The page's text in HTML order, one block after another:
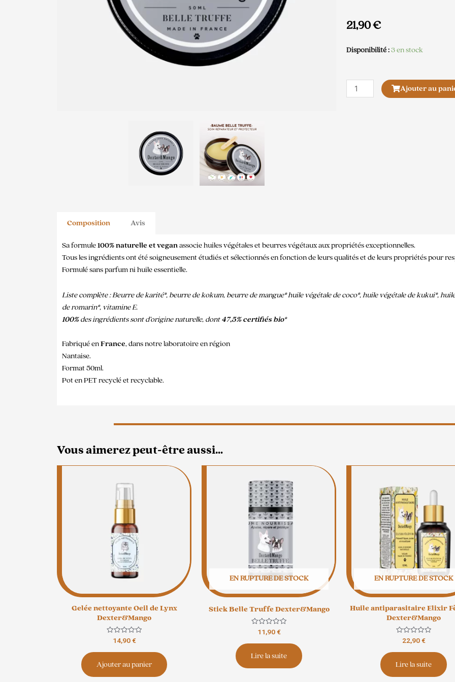
21,90€
Disponibilité :3 en stock
quantité
de
Ajouter au
Composition Avis
Sa formule100% naturelle et veganassocie huiles végétales et beurres végétaux aux propriétés exceptionnelles.
Tous les ingrédients ont été soigneusement étudiés et sélectionnés en fonction de leurs qualités et de leurs propriétés pour
Formulé sans parfum ni huile essentielle.
Liste complète : Beurre de karité*, beurre de kokum, beurre de mangue* huile végétale de coco*, huile végétale de kukui*,
de romarin*, vitamine E.
100%des ingrédients sont d’origine naturelle, dont47,5% certifiés bio*
Fabriqué enFrance, dans notre laboratoire en région
Nantaise.
Format 50ml.
Pot en PET recyclé et recyclable.
Vous aimerez peut-être aussi…
Gelée nettoyante Oeil de Lynx
Dexter&Mango
Note
sur
14,90€
Ajouter au panier
EN RUPTURE DE STOCK
Stick Belle Truffe Dexter&Mango
Note
sur
11,90€
Lire la suite
EN RUPTURE DE STOCK
Huile antiparasitaire Elixir
Dexter&Mango
Note
sur
22,90€
Lire la suite